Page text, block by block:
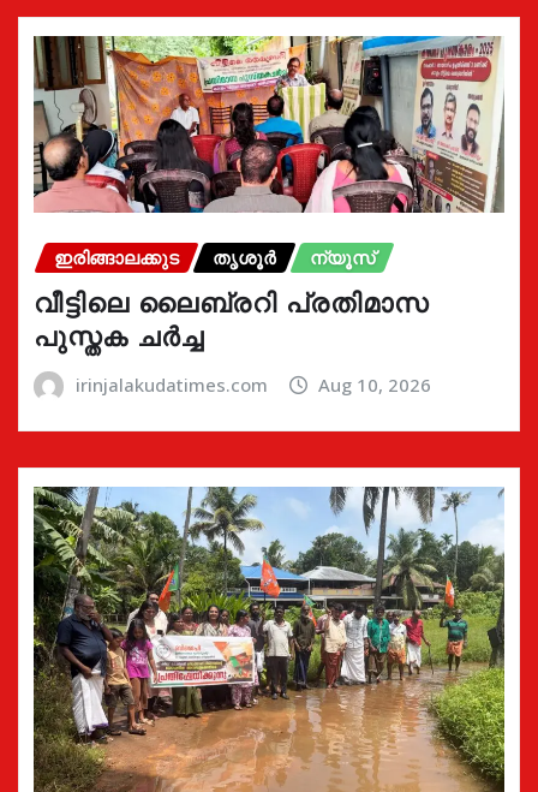
ഇരിങ്ങാലക്കുട തൃശൂർ ന്യൂസ്
വീട്ടിലെ ലൈബ്രറി പ്രതിമാസ
പുസ്തക ചർച്ച
irinjalakudatimes.com Aug 10, 2026